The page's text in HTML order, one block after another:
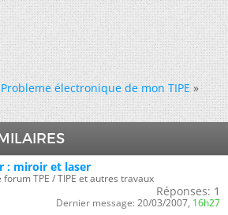
Probleme électronique de mon TIPE »
: miroir et laser
TPE / TIPE et autres travaux
Réponses: 1
Dernier message: 20/03/2007, 16h27